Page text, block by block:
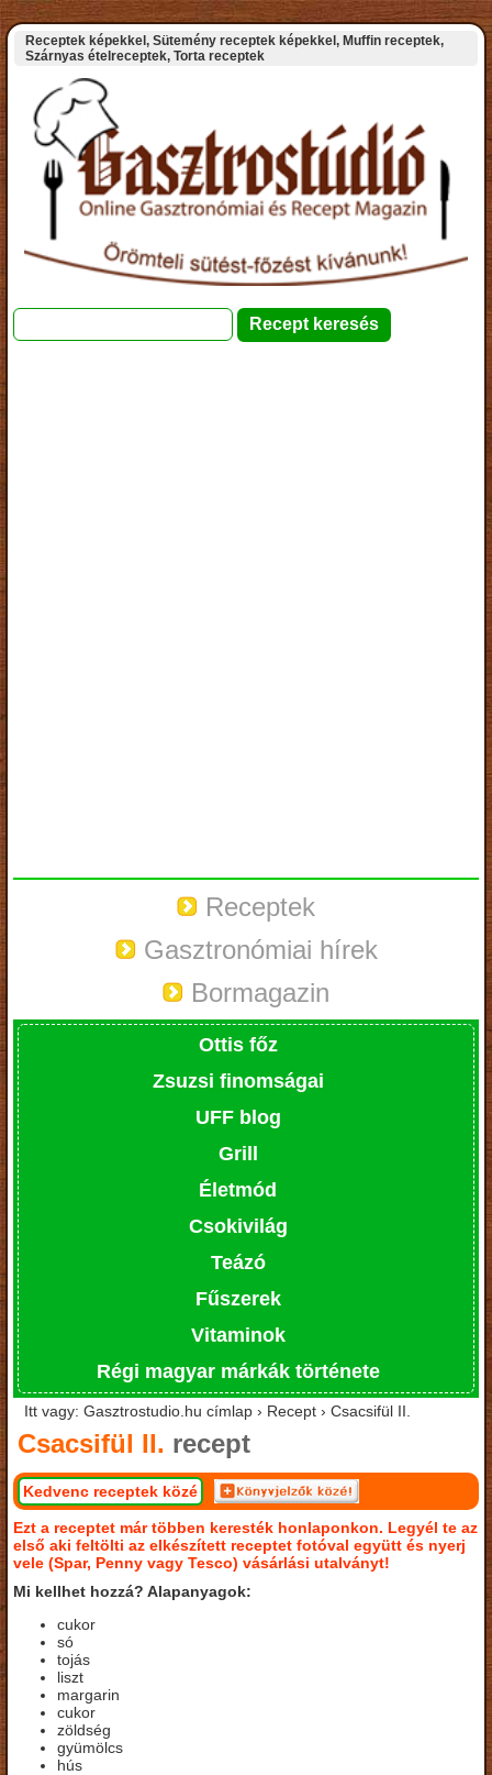
Receptek képekkel, Sütemény receptek képekkel, Muffin receptek,
Szárnyas ételreceptek, Torta receptek
Receptek
Gasztronómiai hírek
Bormagazin
Ottis főz
Zsuzsi finomságai
UFF blog
Grill
Életmód
Csokivilág
Teázó
Fűszerek
Vitaminok
Régi magyar márkák története
Itt vagy: Gasztrostudio.hu címlap › Recept › Csacsifül II.
Csacsifül II. recept
Kedvenc receptek közé
Ezt a receptet már többen keresték honlaponkon. Legyél te az
első aki feltölti az elkészített receptet fotóval együtt és nyerj
vele (Spar, Penny vagy Tesco) vásárlási utalványt!
Mi kellhet hozzá? Alapanyagok:
cukor
só
tojás
liszt
margarin
cukor
zöldség
gyümölcs
hús